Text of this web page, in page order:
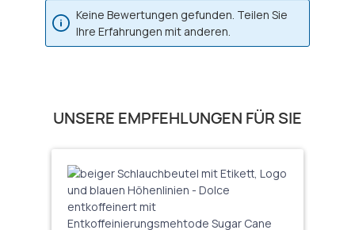
Keine Bewertungen gefunden. Teilen Sie
Ihre Erfahrungen mit anderen.
Produktgalerie überspringen
UNSERE EMPFEHLUNGEN FÜR SIE